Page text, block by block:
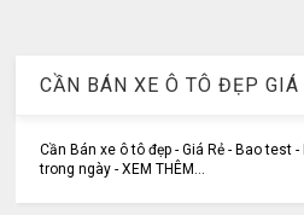
CẦN BÁN XE Ô TÔ ĐẸP GIÁ
Cần Bán xe ô tô đẹp - Giá Rẻ - Bao test
trong ngày - XEM THÊM...